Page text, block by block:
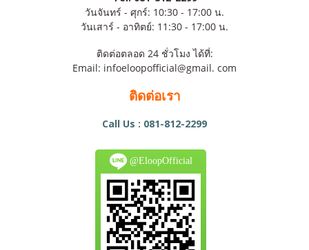
วันจันทร์ - ศุกร์: 10:30 - 17:00 น.
วันเสาร์ - อาทิตย์: 11:30 - 17:00 น.
ติดต่อตลอด 24 ชั่วโมง ได้ที่:
Email: infoeloopofficial@gmail. com
ติดต่อเรา
Call Us : 081-812-2299
@EloopOfficial